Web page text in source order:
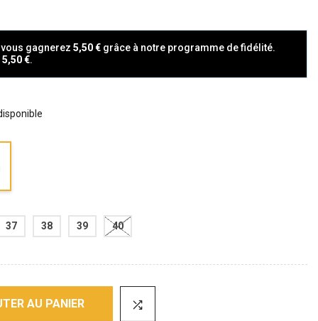
gagnerez 5,50 € grâce à notre programme de fidélité.
5,50 €.
37 38 39 40
AU PANIER